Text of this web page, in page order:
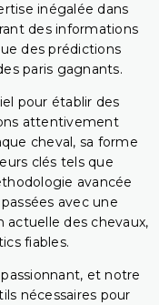
inégalée dans
des informations
des prédictions
paris gagnants.
pour établir des
attentivement
cheval, sa forme
clés tels que
avancée
avec une
actuelle des chevaux,
fiables.
et notre
nécessaires pour